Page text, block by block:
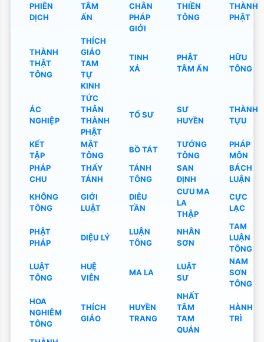
PHIÊN
DỊCH
TÂM
ẤN
CHÂN
PHÁP
GIỚI
THIỀN
TÔNG
THÀNH
PHẬT
THÀNH
THẬT
TÔNG
THÍCH
GIÁO
TAM
TỰ
KINH
TINH
XÁ
PHẬT
TÂM ẤN
HỮU
TÔNG
ÁC
NGHIỆP
TỨC
THÂN
THÀNH
PHẬT
TỔ SƯ
SƯ
HUYỀN
THÀNH
TỰU
KẾT
TẬP
MẬT
TÔNG
BỒ TÁT
TƯỚNG
TÔNG
PHÁP
MÔN
PHÁP
CHU
THẤY
TÁNH
TÁNH
TÔNG
SAN
ĐỊNH
BÁCH
LUẬN
KHÔNG
TÔNG
GIỚI
LUẬT
DIÊU
TẦN
CƯU MA
LA
THẬP
CỰC
LẠC
PHẬT
PHÁP
DIỆU LÝ
LUẬN
TÔNG
NHÂN
SƠN
TAM
LUẬN
TÔNG
LUẬT
TÔNG
HUỆ
VIỄN
MA LA
LUẬT
SƯ
NAM
SƠN
TÔNG
HOA
NGHIÊM
TÔNG
THÍCH
GIÁO
HUYỀN
TRANG
NHẤT
TÂM
TAM
QUÁN
HÀNH
TRÌ